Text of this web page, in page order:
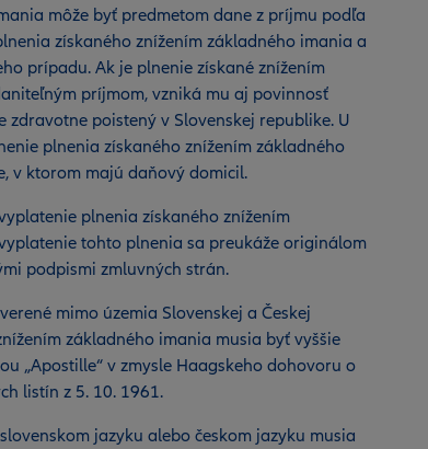
môže byť predmetom dane z príjmu podľa
získaného znížením základného imania a
prípadu. Ak je plnenie získané znížením
príjmom, vzniká mu aj povinnosť
poistený v Slovenskej republike. U
plnenia získaného znížením základného
v ktorom majú daňový domicil.
plnenia získaného znížením
tohto plnenia sa preukáže originálom
podpismi zmluvných strán.
mimo územia Slovenskej a Českej
základného imania musia byť vyššie
„Apostille“ v zmysle Haagskeho dohovoru o
listín z 5. 10. 1961.
jazyku alebo českom jazyku musia